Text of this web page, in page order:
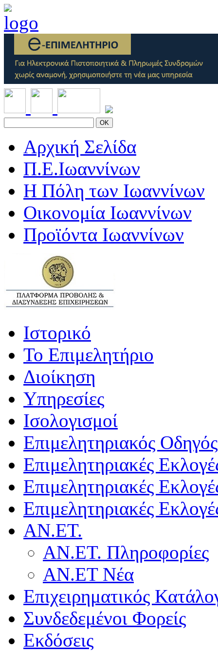
OK
Αρχική Σελίδα
Π.Ε.Ιωαννίνων
Η Πόλη των Ιωαννίνων
Οικονομία Ιωαννίνων
Προϊόντα Ιωαννίνων
Ιστορικό
Το Επιμελητήριο
Διοίκηση
Υπηρεσίες
Ισολογισμοί
Επιμελητηριακός Οδηγός
Επιμελητηριακές
Επιμελητηριακές
Επιμελητηριακές
ΑΝ.ΕΤ.
ΑΝ.ΕΤ. Πληροφορίες
ΑΝ.ΕΤ Νέα
Επιχειρηματικός
Συνδεδεμένοι Φορείς
Εκδόσεις